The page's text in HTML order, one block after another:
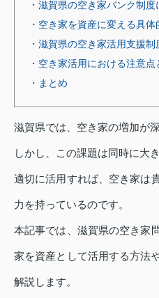
・滋賀県の空き家バンク制度
・空き家を資産に変える具体
・滋賀県の空き家活用支援制
・空き家活用における注意点
・まとめ
滋賀県では、空き家の増加が
しかし、この課題は同時に大
適切に活用すれば、空き家は
力を持っているのです。
本記事では、滋賀県の空き家
家を資産として活用する方法
解説します。